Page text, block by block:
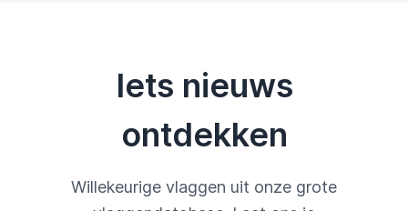
Iets nieuws
ontdekken
Willekeurige vlaggen uit onze grote